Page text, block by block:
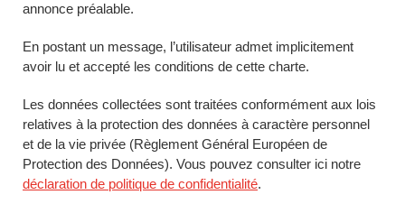
annonce préalable.
En postant un message, l’utilisateur admet implicitement
avoir lu et accepté les conditions de cette charte.
Les données collectées sont traitées conformément aux lois
relatives à la protection des données à caractère personnel
et de la vie privée (Règlement Général Européen de
Protection des Données). Vous pouvez consulter ici notre
déclaration de politique de confidentialité.